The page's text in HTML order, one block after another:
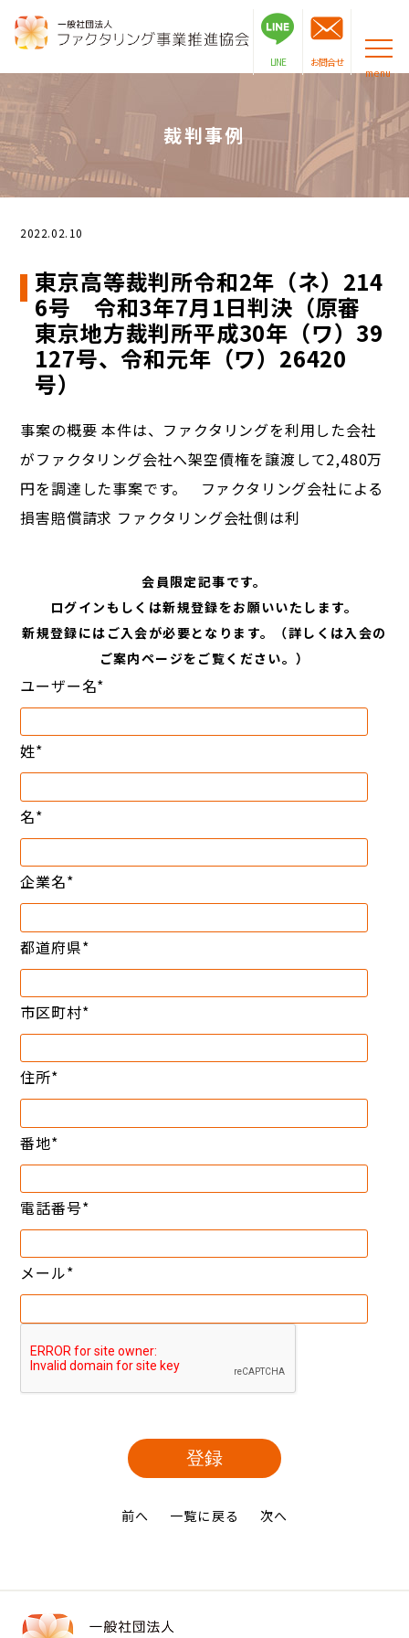
LINE お問合せ
menu
裁判事例
2022.02.10
東京高等裁判所令和2年（ネ）214
6号 令和3年7月1日判決（原審
東京地方裁判所平成30年（ワ）39
127号、令和元年（ワ）26420
号）
事案の概要 本件は、ファクタリングを利用した会社
がファクタリング会社へ架空債権を譲渡して2,480万
円を調達した事案です。 ファクタリング会社による
損害賠償請求 ファクタリング会社側は利
会員限定記事です。
ログインもしくは新規登録をお願いいたします。
新規登録にはご入会が必要となります。（詳しくは入会の
ご案内ページをご覧ください。）
ユーザー名*
姓*
名*
企業名*
都道府県*
市区町村*
住所*
番地*
電話番号*
メール*
前へ 一覧に戻る 次へ